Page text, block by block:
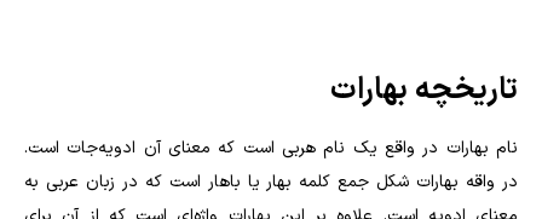
تاریخچه بهارات
نام بهارات در واقع یک نام هربی است که معنای آن ادویه‌جات است.
در واقه بهارات شکل جمع کلمه بهار یا باهار است که در زبان عربی به